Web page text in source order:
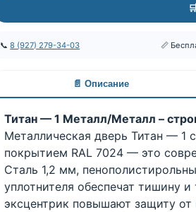
📞8 (927) 279-34-03 📏
📄 Описание
Титан — 1 Металл/Металл –
Металлическая дверь Титан — 1
покрытием RAL 7024 — это
Сталь 1,2 мм,
уплотнителя обеспечат тишину
эксцентрик повышают защиту от